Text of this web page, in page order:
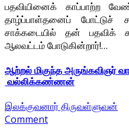
பதவியினைக் காப்பாற்ற
தாழ்ப்பாள்தனைப் போட்டுச்
சாக்கடையில் தன் பதவிக்
ஆலவட்டம் போடுகின்றார்!…
ஆற்றல் மிகுந்த அருங்கவிஞர்
வல்லிக்கண்ணன்
இலக்குவனார் திருவள்ளுவன்
Comment